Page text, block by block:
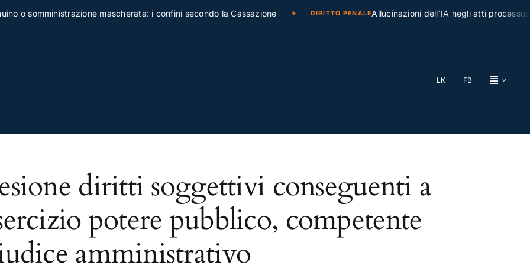
o somministrazione mascherata: i confini secondo la Cassazione DIRITTO PENALEAllucinazioni dell’IA negli atti
LK FB
diritti soggettivi conseguenti a
potere pubblico, competente
amministrativo